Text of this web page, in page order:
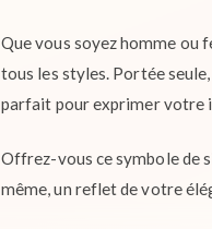
Que vous soyez homme ou
tous les styles. Portée
parfait pour exprimer votre
Offrez-vous ce symbole de
même, un reflet de votre